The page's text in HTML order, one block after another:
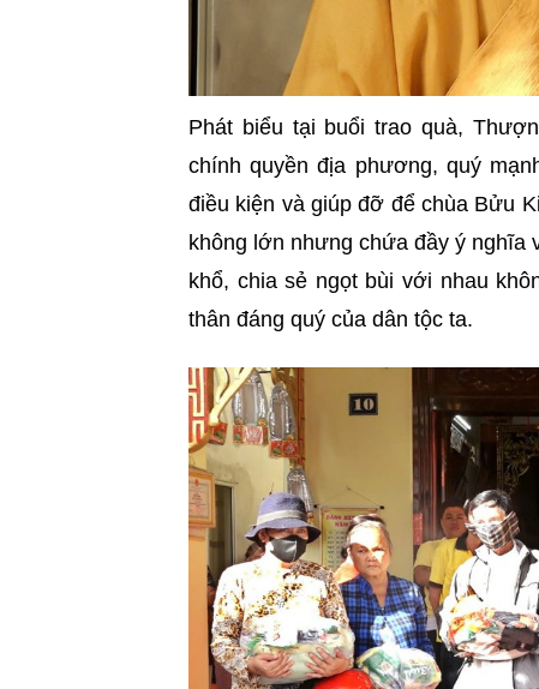
Phát biểu tại buổi trao quà,
chính quyền địa phương, quý
điều kiện và giúp đỡ để chùa Bửu
không lớn nhưng chứa đầy ý nghĩa
khổ, chia sẻ ngọt bùi với nhau
thân đáng quý của dân tộc ta.